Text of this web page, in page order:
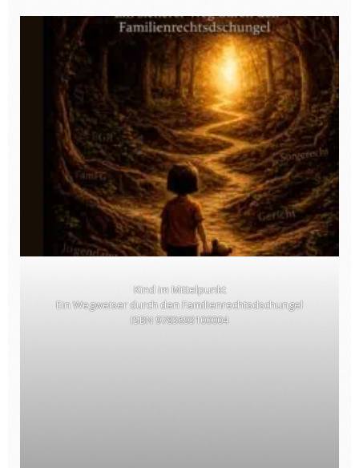
Kind im Mittelpunkt
Ein Wegweiser durch den Familienrechtsdschungel
ISBN 9783693100004